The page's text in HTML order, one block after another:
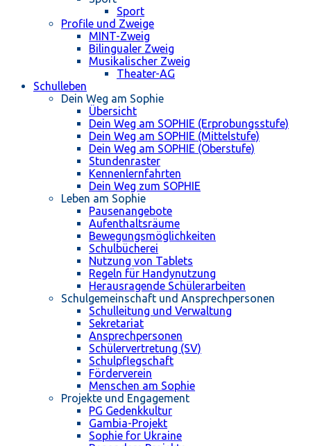
Sport
Profile und Zweige
MINT-Zweig
Bilingualer Zweig
Musikalischer Zweig
Theater-AG
Schulleben
Dein Weg am Sophie
Übersicht
Dein Weg am SOPHIE (Erprobungsstufe)
Dein Weg am SOPHIE (Mittelstufe)
Dein Weg am SOPHIE (Oberstufe)
Stundenraster
Kennenlernfahrten
Dein Weg zum SOPHIE
Leben am Sophie
Pausenangebote
Aufenthaltsräume
Bewegungsmöglichkeiten
Schulbücherei
Nutzung von Tablets
Regeln für Handynutzung
Herausragende Schülerarbeiten
Schulgemeinschaft und Ansprechpersonen
Schulleitung und Verwaltung
Sekretariat
Ansprechpersonen
Schülervertretung (SV)
Schulpflegschaft
Förderverein
Menschen am Sophie
Projekte und Engagement
PG Gedenkkultur
Gambia-Projekt
Sophie for Ukraine